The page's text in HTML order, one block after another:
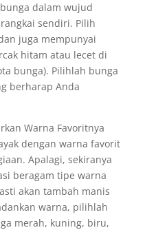
dalam wujud
sendiri. Pilih
juga mempunyai
hitam atau lecet di
bunga). Pilihlah bunga
berharap Anda
Warna Favoritnya
dengan warna favorit
Apalagi, sekiranya
beragam tipe warna
akan tambah manis
warna, pilihlah
merah, kuning, biru,